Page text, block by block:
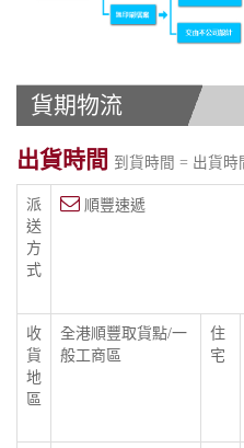
貨期物流
出貨時間 到貨時間 = 出貨時
派
送
方
式
順豐速遞
收
貨
地
區
全港順豐取貨點/一
般工商區
住
宅